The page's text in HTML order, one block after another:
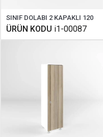
SINIF DOLABI 2 KAPAKLI 120
ÜRÜN KODU i1-00087